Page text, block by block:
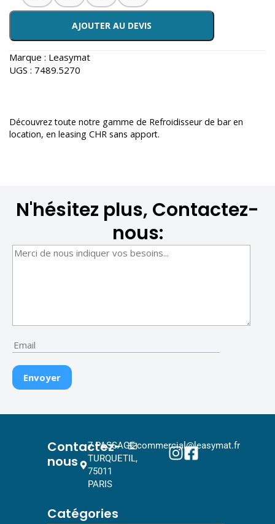
AJOUTER AU DEVIS
Marque : Leasymat
UGS : 7489.5270
Découvrez toute notre gamme de Refroidisseur de bar en
location, en leasing CHR sans apport.
N'hésitez plus, Contactez-
nous:
Contactez-
nous
7 PASSAGE
TURQUETIL,
75011
PARIS
commercial@leasymat.fr
Catégories